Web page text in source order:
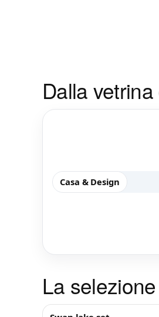
Dalla
Casa & Design
La